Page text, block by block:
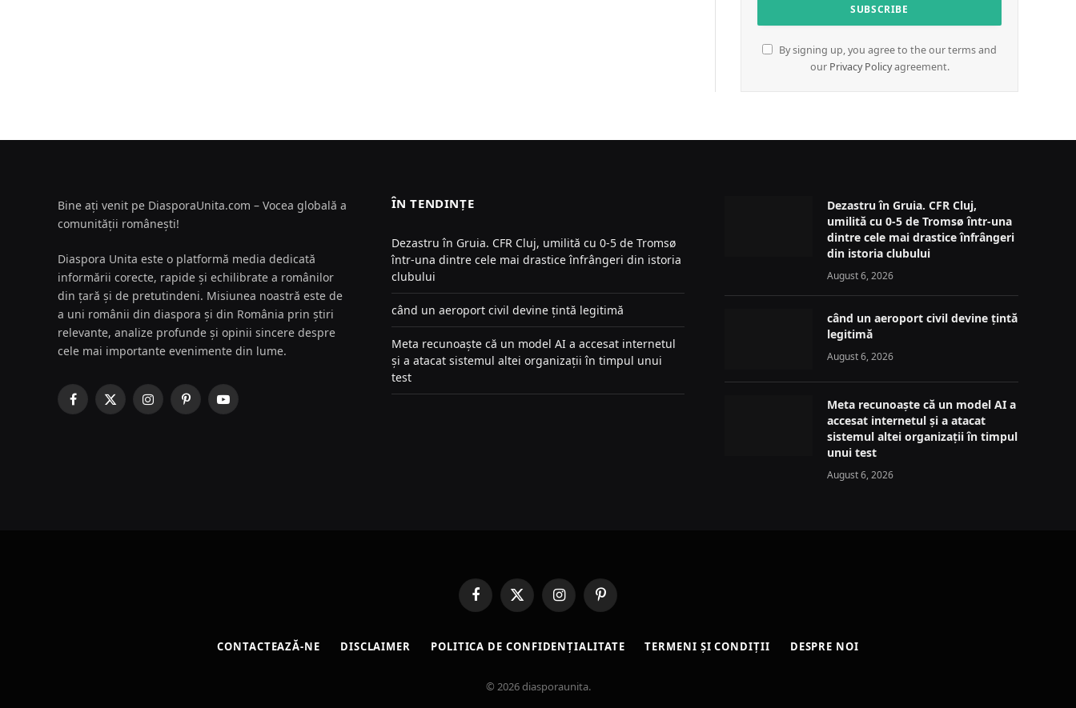
By signing up, you agree to the our terms and
our Privacy Policyagreement.
Bine ați venit pe DiasporaUnita.com – Vocea globală a
comunității românești!
Diaspora Unita este o platformă media dedicată
informării corecte, rapide și echilibrate a românilor
din țară și de pretutindeni. Misiunea noastră este de
a uni românii din diaspora și din România prin știri
relevante, analize profunde și opinii sincere despre
cele mai importante evenimente din lume.
Facebook
X
InstagramPinterestYouTube
ÎN TENDINȚE
Dezastru în Gruia. CFR Cluj, umilită cu 0-5 de Tromsø
într-una dintre cele mai drastice înfrângeri din istoria
clubului
când un aeroport civil devine țintă legitimă
Meta recunoaște că un model AI a accesat internetul
și a atacat sistemul altei organizații în timpul unui
test
Dezastru în Gruia. CFR Cluj,
umilită cu 0-5 de Tromsø într-una
dintre cele mai drastice înfrângeri
din istoria clubului
August 6, 2026
când un aeroport civil devine țintă
legitimă
August 6, 2026
Meta recunoaște că un model AI a
accesat internetul și a atacat
sistemul altei organizații în timpul
unui test
August 6, 2026
FacebookX
(Twitter)
InstagramPinterest
CONTACTEAZĂ-NE DISCLAIMER POLITICA DE CONFIDENȚIALITATE TERMENI ȘI CONDIȚII DESPRE NOI
© 2026 diasporaunita.